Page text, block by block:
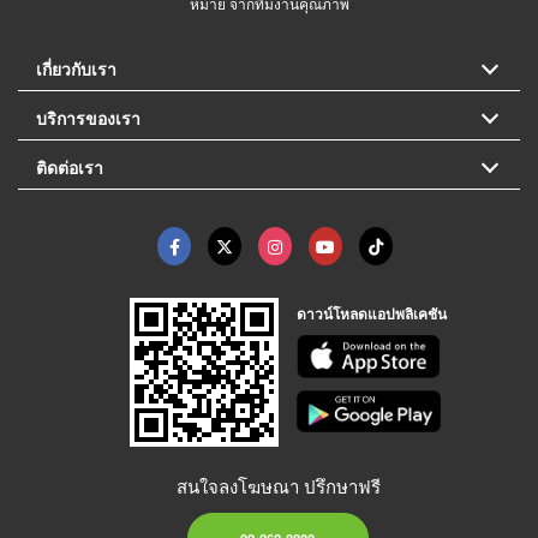
เกี่ยวกับเรา
บริการของเรา
ติดต่อเรา
ดาวน์โหลดแอปพลิเคชัน
สนใจลงโฆษณา ปรึกษาฟรี